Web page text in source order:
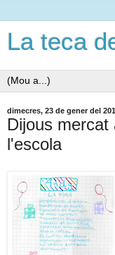
La teca
dimecres, 23 de gener del
Dijous
l'escola